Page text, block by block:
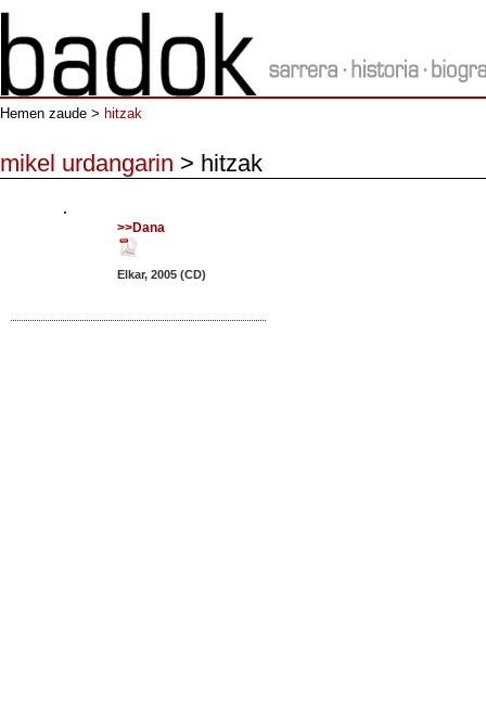
Hemen zaude > hitzak
mikel urdangarin > hitzak
>>Dana
Elkar, 2005 (CD)